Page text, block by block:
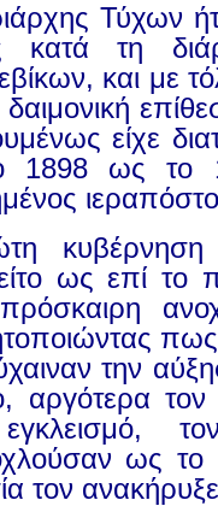
Τύχων
κατά τη
και με
είχε
1898 ως το
ως επί το
πρόσκαιρη
την
αργότερα τον
ως
τον